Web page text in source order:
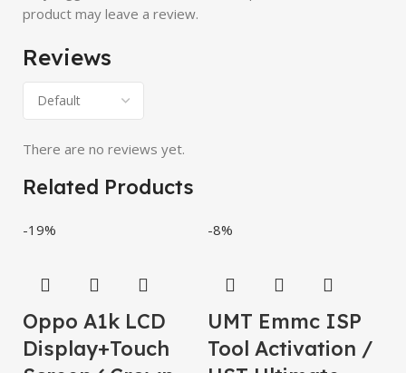
Reviews
There are no reviews yet.
product may leave a review.
Related Products
-19%
Oppo A1k LCD
Display+Touch
-8%
UMT Emmc ISP
Tool Activation /